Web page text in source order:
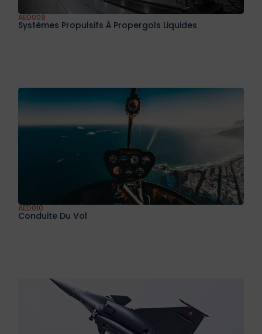
AED009
Systèmes Propulsifs À Propergols Liquides
AED010
Conduite Du Vol